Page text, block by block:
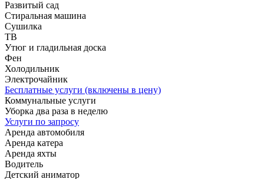
Развитый сад
Стиральная машина
Сушилка
ТВ
Утюг и гладильная доска
Фен
Холодильник
Электрочайник
Бесплатные услуги (включены в цену)
Коммунальные услуги
Уборка два раза в неделю
Услуги по запросу
Аренда автомобиля
Аренда катера
Аренда яхты
Водитель
Детский аниматор